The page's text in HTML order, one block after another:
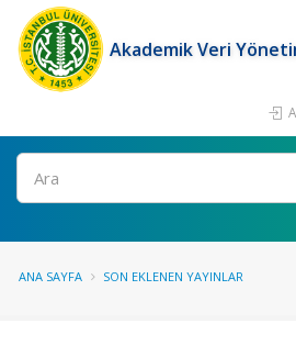
Akademik Veri
Ara
ANA SAYFA SON EKLENEN YAYINLAR